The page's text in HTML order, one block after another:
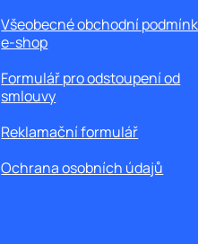
Všeobecné obchodní
e-shop
Formulář pro odstoupení od
smlouvy
Reklamační formulář
Ochrana osobních údajů